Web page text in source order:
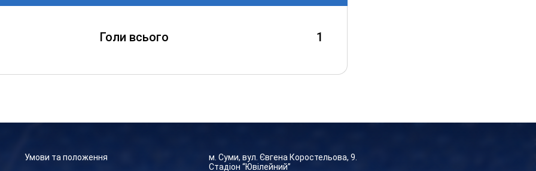
Голи всього 1
Умови та положення
м. Суми, вул. Євгена Коростельова, 9.
Стадіон “Ювілейний”